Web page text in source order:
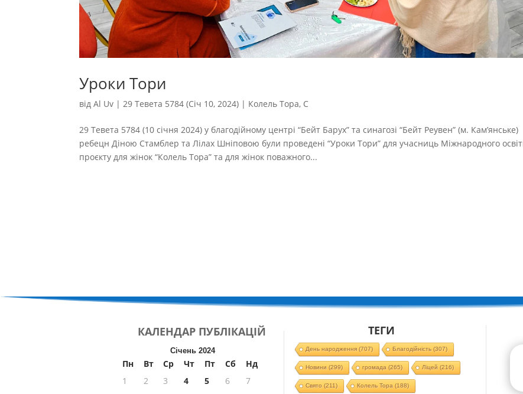
Уроки Тори
відAl Uv | 29 Тевета 5784 (Січ 10, 2024) | Колель Тора, С
29 Тевета 5784 (10 січня 2024) у благодійному центрі “Бейт Барух” та синагозі “Бейт Реувен” (м. Кам’янське)
ребецн Діною Стамблер та Лілах Шніповою були проведені “Уроки Тори” для учасниць Міжнародного
проєкту для жінок “Колель Тора” та для жінок поважного...
КАЛЕНДАР ПУБЛІКАЦІЙ
Січень 2024
Пн Вт Ср Чт Пт Сб
Нд
1
2 3 4 5 6
7
ТЕГИ
День народження(707) Благодійність (307)
Новини (299) громада (265) Ліцей (216)
Свято (211) Колель Тора (188)